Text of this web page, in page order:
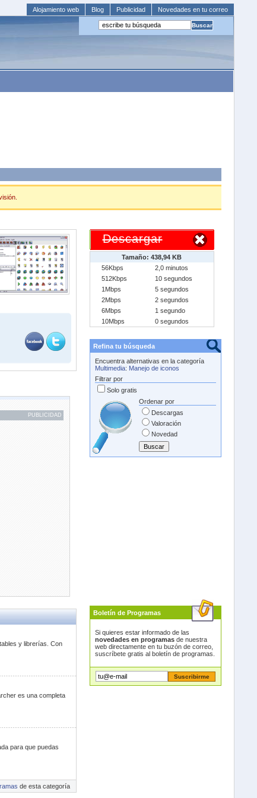
Alojamiento web Blog Publicidad Novedades en tu correo
PUBLICIDAD
y librerías. Con
es una completa
para que puedas
de esta categoría
Descargar
Tamaño: 438,94 KB
56Kbps
2,0 minutos
512Kbps
10 segundos
1Mbps
5 segundos
2Mbps
2 segundos
6Mbps
1 segundo
10Mbps
0 segundos
Refina tu búsqueda
Encuentra alternativas en la categoría
Multimedia: Manejo de iconos
Filtrar por
Solo gratis
Ordenar por
Descargas
Valoración
Novedad
Boletín de Programas
Si quieres estar informado de las
novedades en programasde nuestra
web directamente en tu buzón de correo,
suscríbete gratis al boletín de programas.